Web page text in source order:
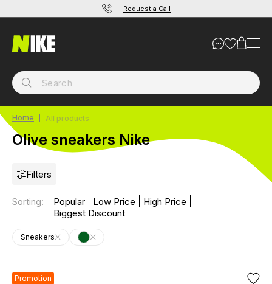
Request a Call
Home All products
Olive sneakers Nike
Filters
Sorting: Popular Low Price
High Price
Biggest Discount
Sneakers
Promotion